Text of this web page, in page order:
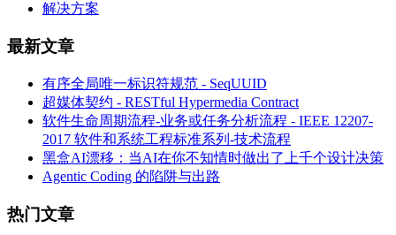
解决方案
最新文章
有序全局唯一标识符规范 - SeqUUID
超媒体契约 - RESTful Hypermedia Contract
软件生命周期流程-业务或任务分析流程 - IEEE 12207-
2017 软件和系统工程标准系列-技术流程
黑盒AI漂移：当AI在你不知情时做出了上千个设计决策
Agentic Coding 的陷阱与出路
热门文章